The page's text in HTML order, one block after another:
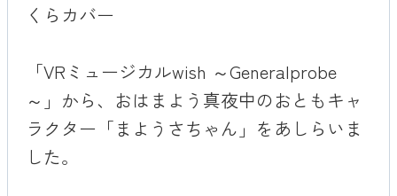
くらカバー
「VRミュージカルwish ～Generalprobe
～」から、おはまよう真夜中のおともキャ
ラクター「まようさちゃん」をあしらいま
した。